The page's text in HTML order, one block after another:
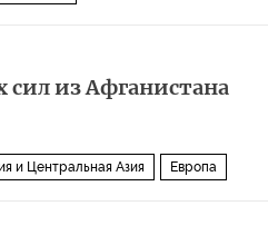
из Афганистана
и Центральная Азия Европа